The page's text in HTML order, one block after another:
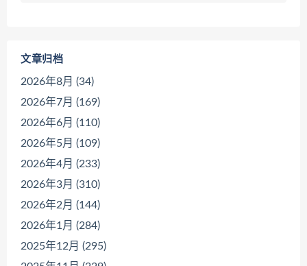
文章归档
2026年8月 (34)
2026年7月 (169)
2026年6月 (110)
2026年5月 (109)
2026年4月 (233)
2026年3月 (310)
2026年2月 (144)
2026年1月 (284)
2025年12月 (295)